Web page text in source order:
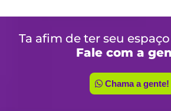
Ta afim de ter seu
Fale com a
Chama a gente!